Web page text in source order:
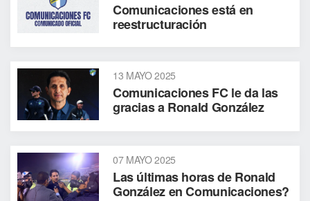
Comunicaciones está en
reestructuración
13 MAYO 2025
Comunicaciones FC le da las
gracias a Ronald González
07 MAYO 2025
Las últimas horas de Ronald
González en Comunicaciones?